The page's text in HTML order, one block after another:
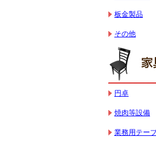
板金製品
その他
円卓
焼肉等設備
業務用テー